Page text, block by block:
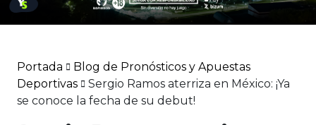
Portada
Blog de Pronósticos y Apuestas
Deportivas
Sergio Ramos aterriza en México: ¡Ya
se conoce la fecha de su debut!